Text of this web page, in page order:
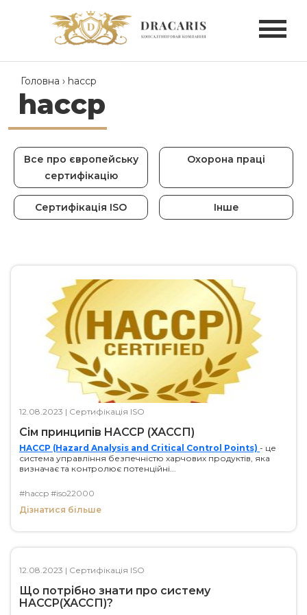
Головна › haccp
haccp
Все про європейську
сертифікацію
Охорона праці
Сертифікація ISO Інше
12.08.2023 | Сертифікація ISO
Сім принципів HACCP (ХАССП)
HACCP (Hazard Analysis and Critical Control Points) - це
система управління безпечністю харчових продуктів, яка
визначає та контролює потенційні...
#haccp #iso22000
Дізнатися більше
12.08.2023 | Сертифікація ISO
Що потрібно знати про систему
HACCP(ХАССП)?